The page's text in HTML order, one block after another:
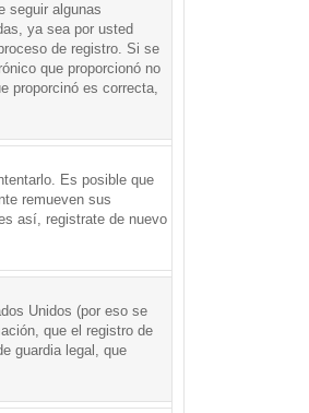
seguir algunas
ya sea por usted
de registro. Si se
que proporcionó no
proporcinó es correcta,
Es posible que
remueven sus
así, registrate de nuevo
Unidos (por eso se
que el registro de
guardia legal, que